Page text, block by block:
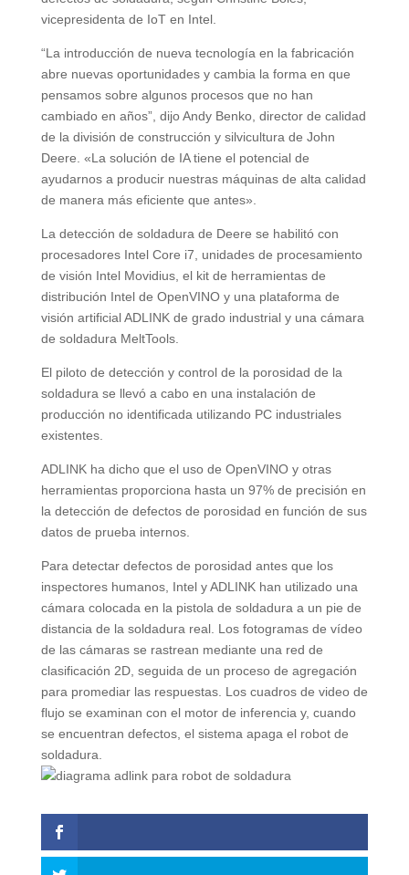
vicepresidenta de IoT en Intel.
“La introducción de nueva tecnología en la fabricación
abre nuevas oportunidades y cambia la forma en que
pensamos sobre algunos procesos que no han
cambiado en años”, dijo Andy Benko, director de calidad
de la división de construcción y silvicultura de John
Deere. «La solución de IA tiene el potencial de
ayudarnos a producir nuestras máquinas de alta calidad
de manera más eficiente que antes».
La detección de soldadura de Deere se habilitó con
procesadores Intel Core i7, unidades de procesamiento
de visión Intel Movidius, el kit de herramientas de
distribución Intel de OpenVINO y una plataforma de
visión artificial ADLINK de grado industrial y una cámara
de soldadura MeltTools.
El piloto de detección y control de la porosidad de la
soldadura se llevó a cabo en una instalación de
producción no identificada utilizando PC industriales
existentes.
ADLINK ha dicho que el uso de OpenVINO y otras
herramientas proporciona hasta un 97% de precisión en
la detección de defectos de porosidad en función de sus
datos de prueba internos.
Para detectar defectos de porosidad antes que los
inspectores humanos, Intel y ADLINK han utilizado una
cámara colocada en la pistola de soldadura a un pie de
distancia de la soldadura real. Los fotogramas de vídeo
de las cámaras se rastrean mediante una red de
clasificación 2D, seguida de un proceso de agregación
para promediar las respuestas. Los cuadros de video de
flujo se examinan con el motor de inferencia y, cuando
se encuentran defectos, el sistema apaga el robot de
soldadura.